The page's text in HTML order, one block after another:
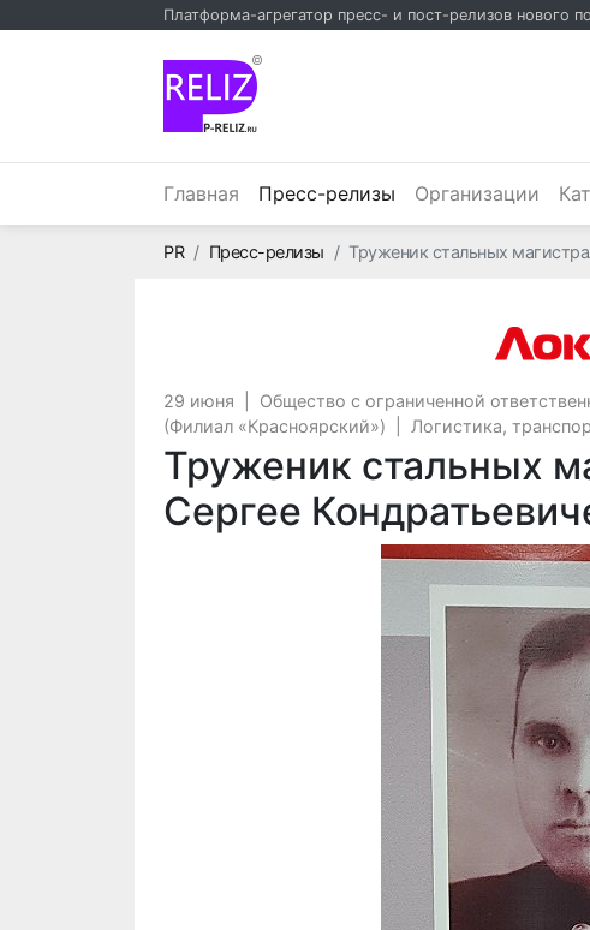
Платформа-агрегатор пресс- и пост-релизов нового
©
Главная Пресс-релизы (текущий)
Организации
PRГлавная
Пресс-релизы Труженик стальных
29 июня
Общество с ограниченной
(Филиал «Красноярский»)
Логистика,
Труженик стальных
Сергее